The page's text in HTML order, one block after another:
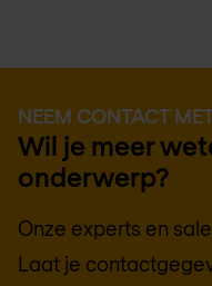
NEEM CONTACT
Wil je meer
onderwerp?
Onze experts en
Laat je